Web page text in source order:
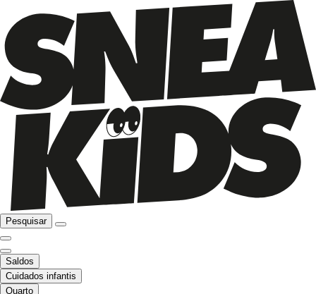
Pesquisar
Saldos
Cuidados infantis
Quarto